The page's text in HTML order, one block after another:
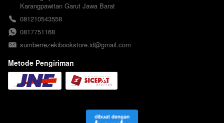
Karangpawitan Garut Jawa Barat
081210543558
0817751168
sumberrezekibookstore.id@gmail.com
Metode Pengiriman